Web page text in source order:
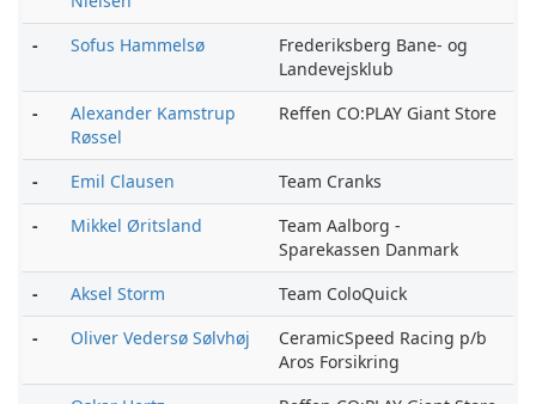
- Sofus Hammelsø
Frederiksberg Bane- og
Landevejsklub
-
Alexander Kamstrup
Røssel
Reffen CO:PLAY Giant Store
- Emil Clausen
Team Cranks
-
Mikkel Øritsland
Team Aalborg -
Sparekassen Danmark
-
Aksel Storm
Team ColoQuick
-
Oliver Vedersø Sølvhøj
CeramicSpeed Racing p/b
Aros Forsikring